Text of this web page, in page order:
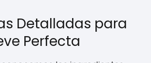
Detalladas para
Perfecta